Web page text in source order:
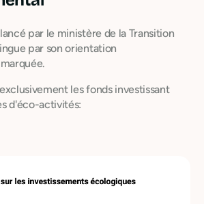
par le ministère de la Transition
par son orientation
les fonds investissant
d'éco-activités: